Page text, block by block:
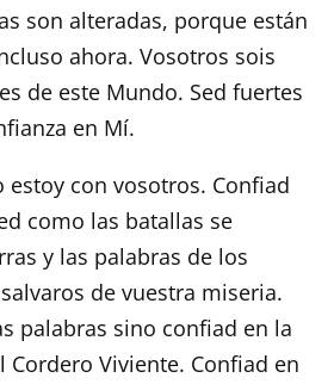
son alteradas, porque están
ahora. Vosotros sois
de este Mundo. Sed fuertes
en Mí.
estoy con vosotros. Confiad
como las batallas se
y las palabras de los
de vuestra miseria.
palabras sino confiad en la
Cordero Viviente. Confiad en